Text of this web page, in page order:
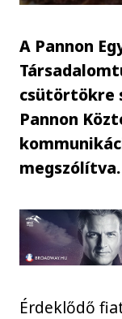
A Pannon
csütörtökre
Pannon
megszólítva.
Érdeklődő